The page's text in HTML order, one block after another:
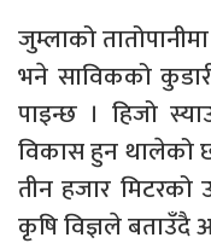
जुम्लाको
भने साविकको
पाइन्छ । हिजो
विकास हुन थालेको
तीन हजार मिटरको
कृषि विज्ञले